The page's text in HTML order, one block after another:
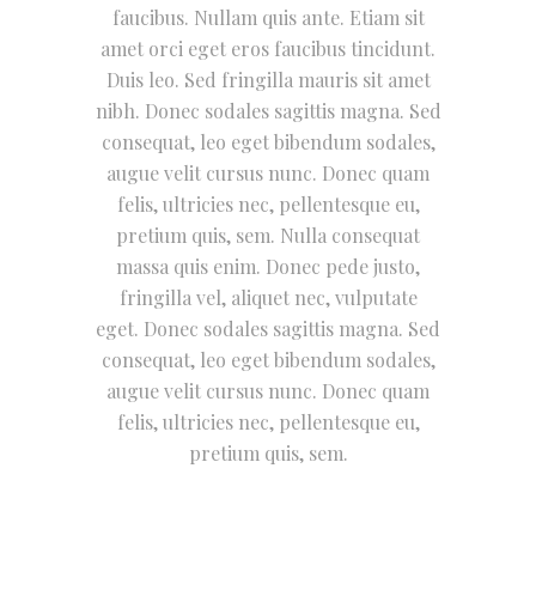
faucibus. Nullam quis ante. Etiam sit
amet orci eget eros faucibus tincidunt.
Duis leo. Sed fringilla mauris sit amet
nibh. Donec sodales sagittis magna. Sed
consequat, leo eget bibendum sodales,
augue velit cursus nunc. Donec quam
felis, ultricies nec, pellentesque eu,
pretium quis, sem. Nulla consequat
massa quis enim. Donec pede justo,
fringilla vel, aliquet nec, vulputate
eget. Donec sodales sagittis magna. Sed
consequat, leo eget bibendum sodales,
augue velit cursus nunc. Donec quam
felis, ultricies nec, pellentesque eu,
pretium quis, sem.